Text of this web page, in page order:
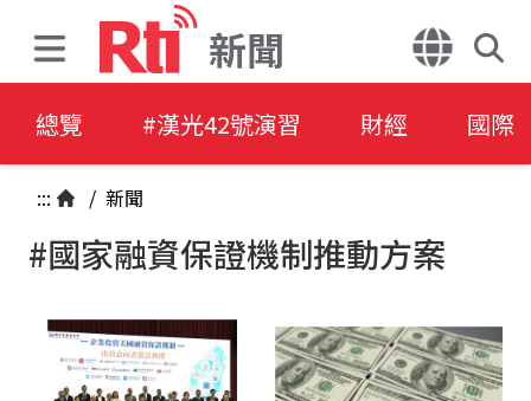
新聞
總覽 #漢光42號演習 財經 國際
::: / 新聞
#國家融資保證機制推動方案